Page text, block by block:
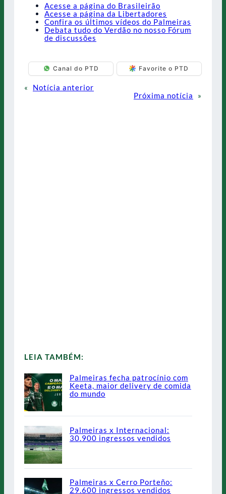
Acesse a página do Brasileirão
Acesse a página da Libertadores
Confira os últimos vídeos do Palmeiras
Debata tudo do Verdão no nosso Fórum
de discussões
Canal do PTD Favorite o PTD
«
Notícia anterior
Próxima notícia
»
LEIA TAMBÉM:
Palmeiras fecha patrocínio com
Keeta, maior delivery de comida
do mundo
Palmeiras x Internacional:
30.900 ingressos vendidos
Palmeiras x Cerro Porteño:
29.600 ingressos vendidos